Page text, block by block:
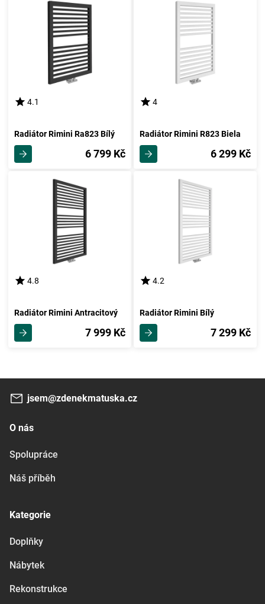
4.1
Radiátor Rimini Ra823 Bílý
6 799 Kč
4
Radiátor Rimini R823 Biela
6 299 Kč
4.8
Radiátor Rimini Antracitový
7 999 Kč
4.2
Radiátor Rimini Bílý
7 299 Kč
jsem@zdenekmatuska.cz
O nás
Spolupráce
Náš příběh
Kategorie
Doplňky
Nábytek
Rekonstrukce